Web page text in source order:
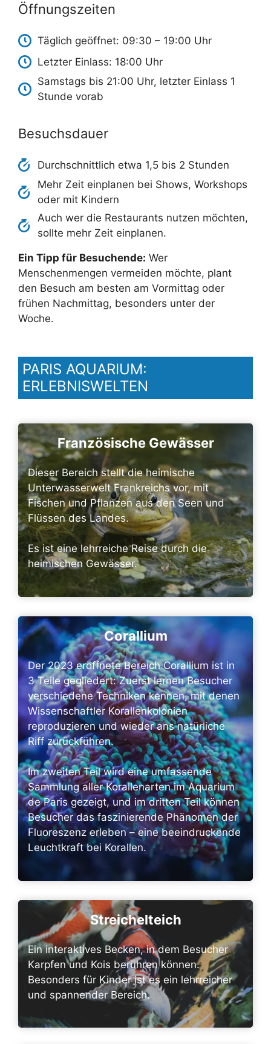
Öffnungszeiten
Täglich geöffnet: 09:30 – 19:00 Uhr
Letzter Einlass: 18:00 Uhr
Samstags bis 21:00 Uhr, letzter Einlass 1
Stunde vorab
Besuchsdauer
Durchschnittlich etwa 1,5 bis 2 Stunden
Mehr Zeit einplanen bei Shows, Workshops
oder mit Kindern
Auch wer die Restaurants nutzen möchten,
sollte mehr Zeit einplanen.
Ein Tipp für Besuchende: Wer
Menschenmengen vermeiden möchte, plant
den Besuch am besten am Vormittag oder
frühen Nachmittag, besonders unter der
Woche.
PARIS AQUARIUM:
ERLEBNISWELTEN
Französische Gewässer
Dieser Bereich stellt die heimische
Unterwasserwelt Frankreichs vor, mit
Fischen und Pflanzen aus den Seen und
Flüssen des Landes.
Es ist eine lehrreiche Reise durch die
heimischen Gewässer.
Corallium
Der 2023 eröffnete Bereich Corallium ist in
3 Teile gegliedert: Zuerst lernen Besucher
verschiedene Techniken kennen, mit denen
Wissenschaftler Korallenkolonien
reproduzieren und wieder ans natürliche
Riff zurückführen.
Im zweiten Teil wird eine umfassende
Sammlung aller Korallenarten im Aquarium
de Paris gezeigt, und im dritten Teil können
Besucher das faszinierende Phänomen der
Fluoreszenz erleben – eine beeindruckende
Leuchtkraft bei Korallen.
Streichelteich
Ein interaktives Becken, in dem Besucher
Karpfen und Kois berühren können.
Besonders für Kinder ist es ein lehrreicher
und spannender Bereich.